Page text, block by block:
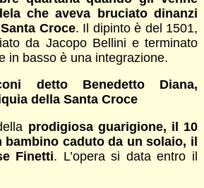
che aveva bruciato dinanzi
Croce. Il dipinto è del 1501,
da Jacopo Bellini e terminato
in basso è una integrazione.
detto Benedetto Diana,
della Santa Croce
prodigiosa guarigione, il 10
bambino caduto da un solaio, il
Finetti. L’opera si data entro il